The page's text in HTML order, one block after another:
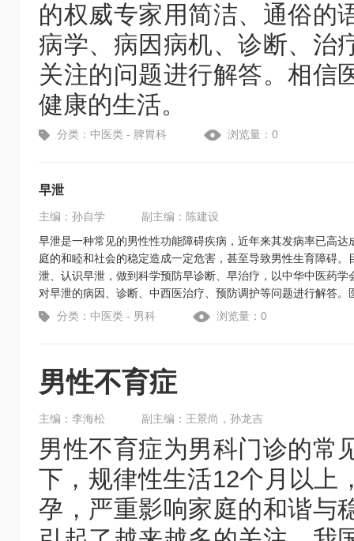
的权威专家用简洁、通俗的
病学、病因病机、诊断、治
关注的问题进行解答。相信
健康的生活。
分类：中医类 - 脾胃科 浏览量：0
早泄
主编：孙自学
副主编：陈建设
早泄是一种常见的男性性功能障碍疾病，近年来其发病率已高
庭的和睦和社会的稳定造成一定危害，甚至导致男性生育障碍
泄、认识早泄，做到科学预防早诊断、早治疗，以中华中医药
对早泄的病因、诊断、中西医治疗、预防调护等问题进行解答
分类：中医类 - 男科
浏览量：0
男性不育症
主编：李海松 副主编：王景尚，孙龙吉
男性不育症为男科门诊的常
下，规律性生活12个月以上
孕，严重影响家庭的和谐与